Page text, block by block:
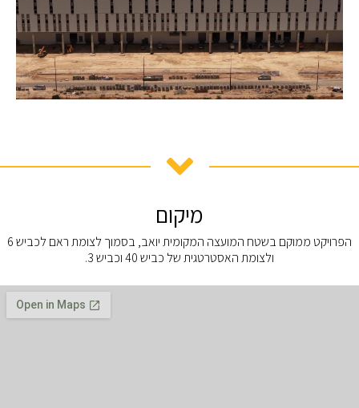
מיקום
הפרויקט ממוקם בשטח המועצה המקומית יואב, בסמוך לצומת ראם לכביש 6
ולצומת האסטרטגית של כביש 40 וכביש 3.